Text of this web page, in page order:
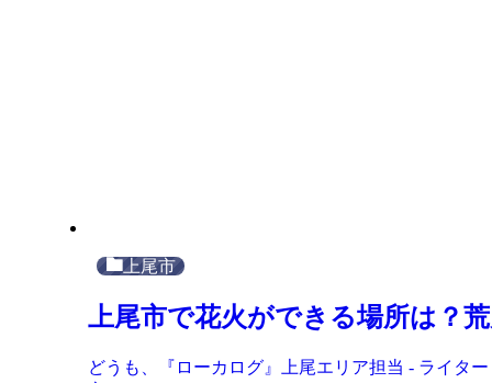
上尾市
上尾市で花火ができる場所は？
どうも、『ローカログ』上尾エリア担当 - ライタ